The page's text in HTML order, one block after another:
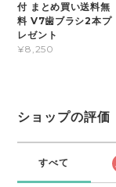
付 まとめ買い送料無
料 V7歯ブラシ2本プ
レゼント
¥8,250
ショップの評価
すべて